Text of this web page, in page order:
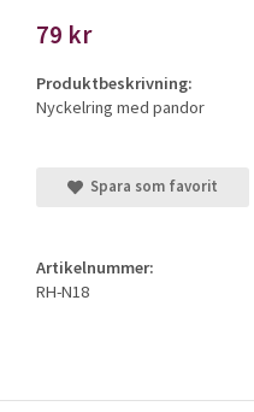
79 kr
Produktbeskrivning:
Nyckelring med pandor
Spara som favorit
Artikelnummer:
RH-N18